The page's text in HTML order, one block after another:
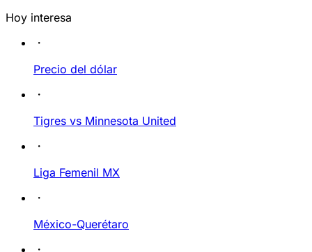
Hoy interesa
Precio del dólar
Tigres vs Minnesota United
Liga Femenil MX
México-Querétaro